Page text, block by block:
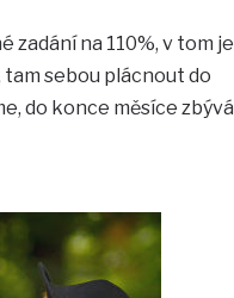
na 110%, v tom je
sebou plácnout do
do konce měsíce zbývá